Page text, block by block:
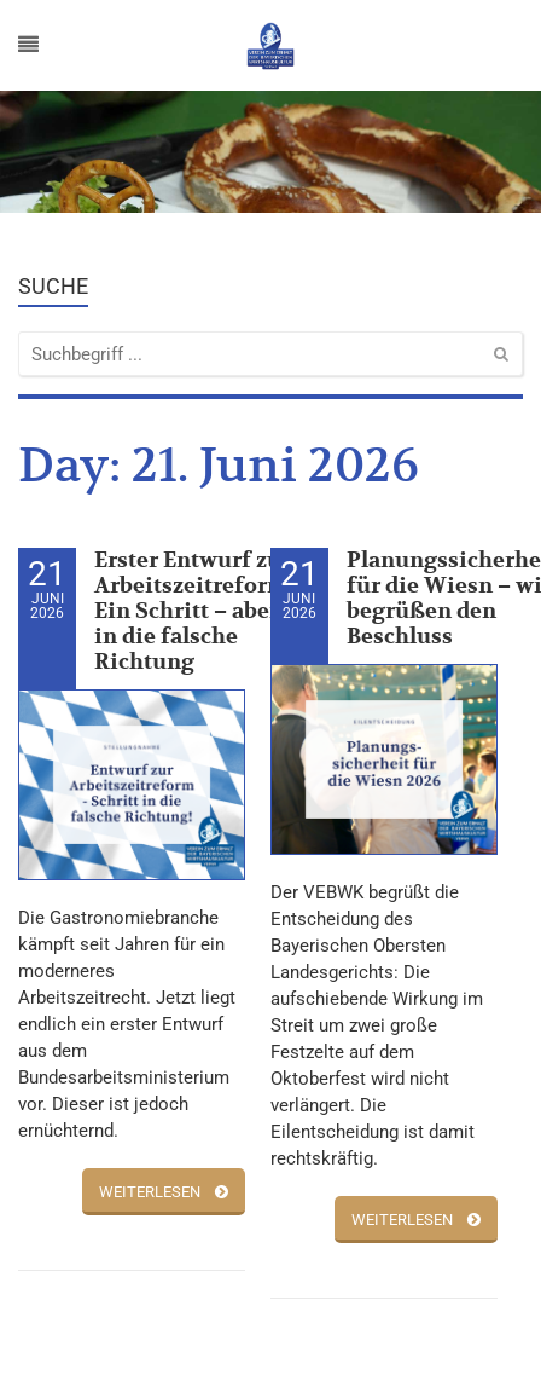
SUCHE
Day: 21. Juni 2026
21
JUNI
2026
Erster Entwurf zur
Arbeitszeitreform:
Ein Schritt – aber
in die falsche
Richtung
Die Gastronomiebranche
kämpft seit Jahren für ein
moderneres
Arbeitszeitrecht. Jetzt liegt
endlich ein erster Entwurf
aus dem
Bundesarbeitsministerium
vor. Dieser ist jedoch
ernüchternd.
WEITERLESEN
21
JUNI
2026
für die Wiesn –
begrüßen den
Beschluss
Der VEBWK begrüßt die
Entscheidung des
Bayerischen Obersten
Landesgerichts: Die
aufschiebende Wirkung im
Streit um zwei große
Festzelte auf dem
Oktoberfest wird nicht
verlängert. Die
Eilentscheidung ist damit
rechtskräftig.
WEITERLESEN